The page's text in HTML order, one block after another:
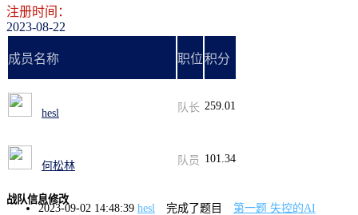
注册时间：
2023-08-22
成员名称 职位积分
hesl 队长 259.01
何松林 队员 101.34
2023-09-02 14:48:39 hesl 完成了题目
第一题 失控的AI
战队信息修改